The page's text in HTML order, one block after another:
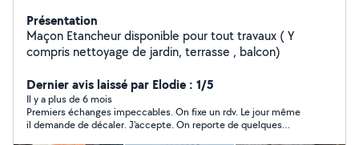
Présentation
Maçon Etancheur disponible pour tout travaux ( Y
compris nettoyage de jardin, terrasse , balcon)
Dernier avis laissé par Elodie : 1/5
Il y a plus de 6 mois
Premiers échanges impeccables. On fixe un rdv. Le jour même
il demande de décaler. J'accepte. On reporte de quelques